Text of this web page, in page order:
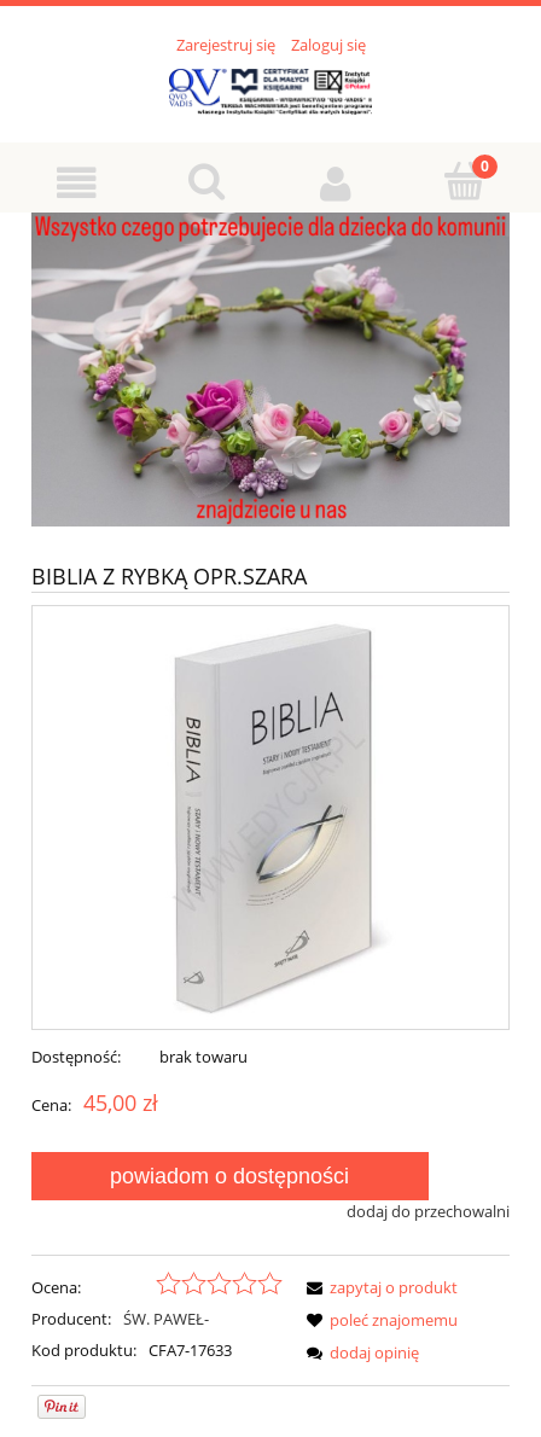
Zarejestruj się Zaloguj się
BIBLIA Z RYBKĄ OPR.SZARA
Dostępność: brak towaru
Cena: 45,00 zł
powiadom o dostępności
dodaj do przechowalni
Ocena:
Producent: ŚW. PAWEŁ-
Kod produktu: CFA7-17633
zapytaj o produkt
poleć znajomemu
dodaj opinię